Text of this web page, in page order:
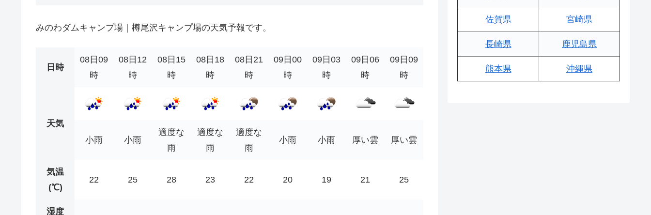
みのわダムキャンプ場｜樽尾沢キャンプ場の天気予報です。
日時
08日09
時
08日12
時
08日15
時
08日18
時
08日21
時
09日00
時
09日03
時
09日06
時
09日09
時
天気
小雨
小雨
適度な
雨
適度な
雨
適度な
雨
小雨 小雨 厚い雲 厚い雲
気温
(℃)
22 25 28 23 22 20 19 21 25
湿度
佐賀県 宮崎県
長崎県 鹿児島県
熊本県 沖縄県